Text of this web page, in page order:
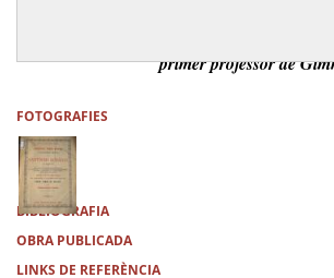
primer professor de
FOTOGRAFIES
BIBLIOGRAFIA
OBRA PUBLICADA
LINKS DE REFERÈNCIA